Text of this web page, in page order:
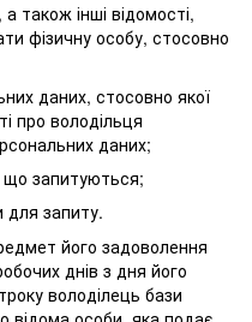
також інші відомості,
фізичну особу, стосовно
даних, стосовно якої
про володільця
даних;
що запитуються;
для запиту.
його задоволення
днів з дня його
володілець бази